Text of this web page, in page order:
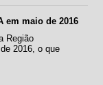
em maio de 2016
Região
2016, o que